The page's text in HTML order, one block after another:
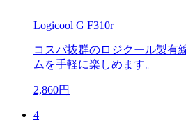
Logicool G F310r
コスパ抜群のロジクール製有
ムを手軽に楽しめます。
2,860円
4